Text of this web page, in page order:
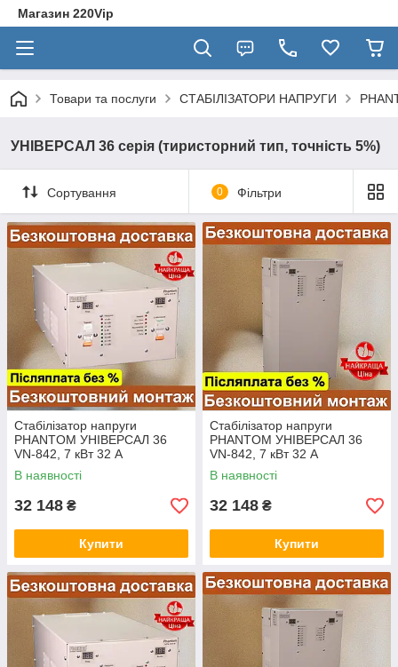
Магазин 220Vip
Товари та послуги СТАБІЛІЗАТОРИ НАПРУГИ
УНІВЕРСАЛ 36 серія (тиристорний тип, точність 5%)
Сортування 0 Фільтри
Стабілізатор напруги
PHANTOM УНІВЕРСАЛ 36
VN-842, 7 кВт 32 А
"УНІВЕРСАЛ 36", 110-280В,
Фантом перетворювач
В наявності
32 148 ₴
Купити
Стабілізатор напруги
PHANTOM УНІВЕРСАЛ 36
VN-842, 7 кВт 32 А
"УНІВЕРСАЛ 36", 110-280В,
Фантом перетворювач
В наявності
32 148 ₴
Купити